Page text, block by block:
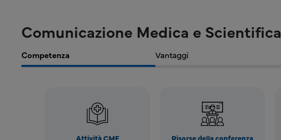
Comunicazione Medica e Scientifica
Competenza Vantaggi
Attività CME Risorse della conferenza